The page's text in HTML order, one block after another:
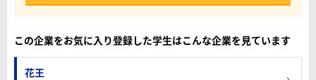
この企業をお気に入り登録した学生はこんな企業を見ています
花王